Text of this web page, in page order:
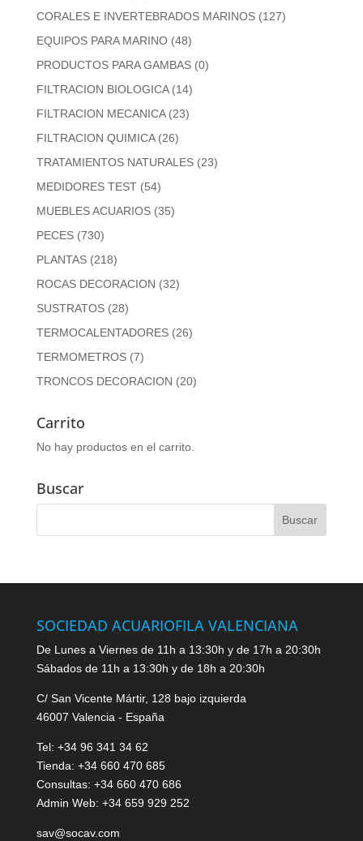
CORALES E INVERTEBRADOS MARINOS (127)
EQUIPOS PARA MARINO (48)
PRODUCTOS PARA GAMBAS (0)
FILTRACION BIOLOGICA (14)
FILTRACION MECANICA (23)
FILTRACION QUIMICA (26)
TRATAMIENTOS NATURALES (23)
MEDIDORES TEST (54)
MUEBLES ACUARIOS (35)
PECES (730)
PLANTAS (218)
ROCAS DECORACION (32)
SUSTRATOS (28)
TERMOCALENTADORES (26)
TERMOMETROS (7)
TRONCOS DECORACION (20)
Carrito
No hay productos en el carrito.
Buscar
SOCIEDAD ACUARIOFILA VALENCIANA
De Lunes a Viernes de 11h a 13:30h y de 17h a 20:30h
Sábados de 11h a 13:30h y de 18h a 20:30h
C/ San Vicente Mártir, 128 bajo izquierda
46007 Valencia - España
Tel: +34 96 341 34 62
Tienda: +34 660 470 685
Consultas: +34 660 470 686
Admin Web: +34 659 929 252
sav@socav.com